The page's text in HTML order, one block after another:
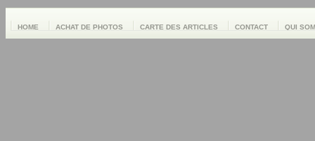
HOME ACHAT DE PHOTOS CARTE DES ARTICLES CONTACT QUI